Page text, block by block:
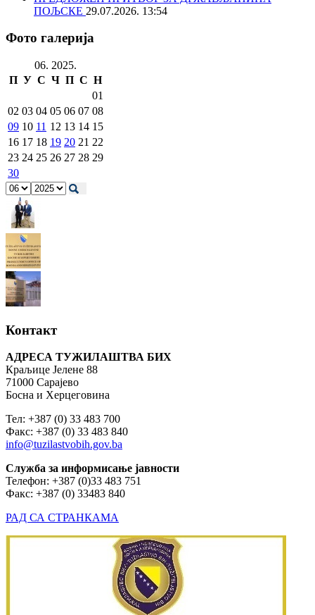
ПОЉСКЕ 29.07.2026. 13:54
Фото галерија
06. 2025.
П У С Ч П С Н
01
02 03 04 05 06 07 08
09 10 11 12 13 14 15
16 17 18 19 20 21 22
23 24 25 26 27 28 29
30
Контакт
АДРЕСА ТУЖИЛАШТВА БИХ
Краљице Јелене 88
71000 Сарајево
Босна и Херцеговина
Тел: +387 (0) 33 483 700
Факс: +387 (0) 33 483 840
info@tuzilastvobih.gov.ba
Служба за информисање јавности
Телефон: +387 (0)33 483 751
Факс: +387 (0) 33483 840
РАД СА СТРАНКАМА